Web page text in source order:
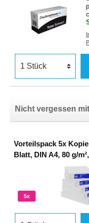
Nicht vergessen
Vorteilspack 5x
Blatt, DIN A4, 80 g/
5x